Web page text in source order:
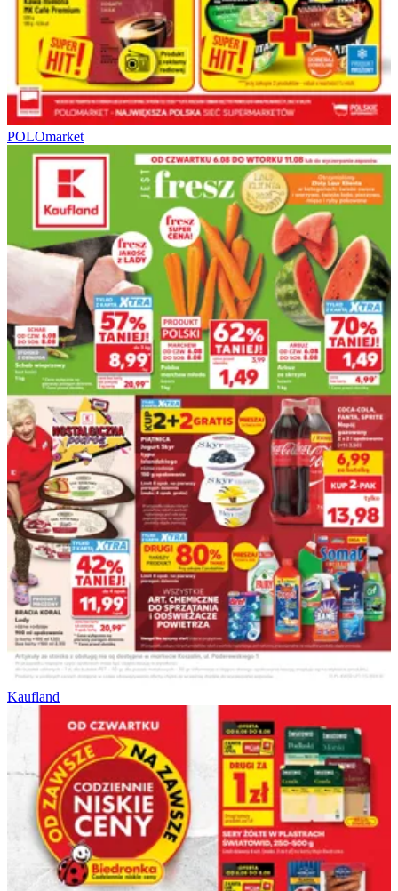
POLOmarket
Kaufland